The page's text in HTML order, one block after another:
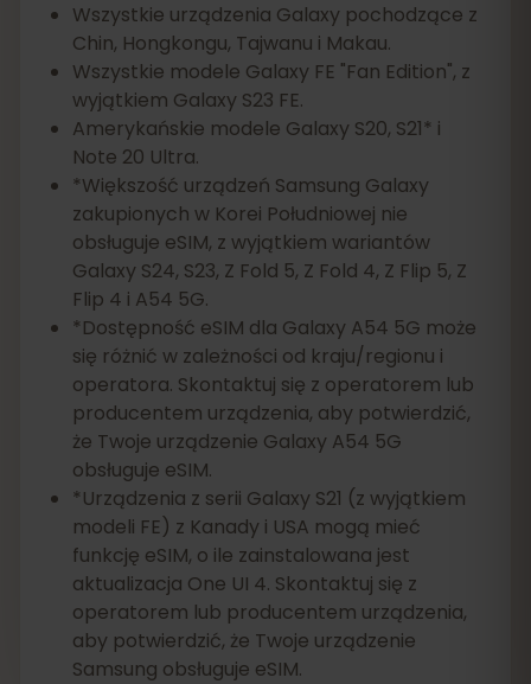
Wszystkie urządzenia Galaxy pochodzące z
Chin, Hongkongu, Tajwanu i Makau.
Wszystkie modele Galaxy FE "Fan Edition", z
wyjątkiem Galaxy S23 FE.
Amerykańskie modele Galaxy S20, S21* i
Note 20 Ultra.
*Większość urządzeń Samsung Galaxy
zakupionych w Korei Południowej nie
obsługuje eSIM, z wyjątkiem wariantów
Galaxy S24, S23, Z Fold 5, Z Fold 4, Z Flip 5, Z
Flip 4 i A54 5G.
*Dostępność eSIM dla Galaxy A54 5G może
się różnić w zależności od kraju/regionu i
operatora. Skontaktuj się z operatorem lub
producentem urządzenia, aby potwierdzić,
że Twoje urządzenie Galaxy A54 5G
obsługuje eSIM.
*Urządzenia z serii Galaxy S21 (z wyjątkiem
modeli FE) z Kanady i USA mogą mieć
funkcję eSIM, o ile zainstalowana jest
aktualizacja One UI 4. Skontaktuj się z
operatorem lub producentem urządzenia,
aby potwierdzić, że Twoje urządzenie
Samsung obsługuje eSIM.